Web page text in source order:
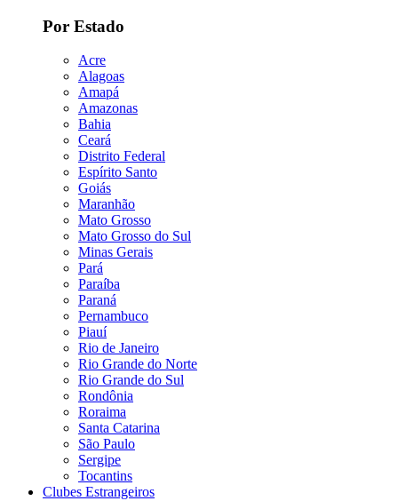
Por Estado
Acre
Alagoas
Amapá
Amazonas
Bahia
Ceará
Distrito Federal
Espírito Santo
Goiás
Maranhão
Mato Grosso
Mato Grosso do Sul
Minas Gerais
Pará
Paraíba
Paraná
Pernambuco
Piauí
Rio de Janeiro
Rio Grande do Norte
Rio Grande do Sul
Rondônia
Roraima
Santa Catarina
São Paulo
Sergipe
Tocantins
Clubes Estrangeiros